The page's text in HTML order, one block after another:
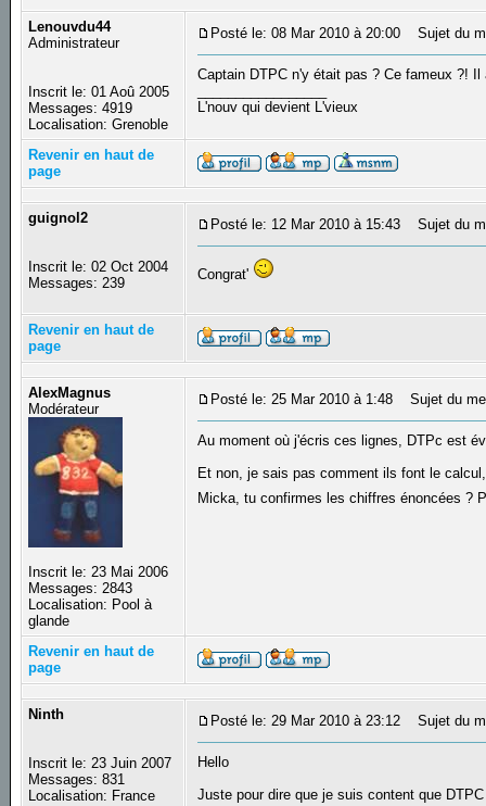
Lenouvdu44
Administrateur
Inscrit le: 01 Aoû 2005
Messages: 4919
Localisation: Grenoble
Posté le: 08 Mar 2010 à 20:00 Sujet du
Captain DTPC n'y était pas ? Ce fameux ?!
L'nouv qui devient L'vieux
Revenir en haut de
page
guignol2
Inscrit le: 02 Oct 2004
Messages: 239
Posté le: 12 Mar 2010 à 15:43 Sujet du
Congrat'
Revenir en haut de
page
AlexMagnus
Modérateur
Inscrit le: 23 Mai 2006
Messages: 2843
Localisation: Pool à
glande
Posté le: 25 Mar 2010 à 1:48 Sujet du
Au moment où j'écris ces lignes, DTPc est
Et non, je sais pas comment ils font le
Micka, tu confirmes les chiffres énoncées ?
Revenir en haut de
page
Ninth
Inscrit le: 23 Juin 2007
Messages: 831
Localisation: France
Posté le: 29 Mar 2010 à 23:12 Sujet du
Hello
Juste pour dire que je suis content que